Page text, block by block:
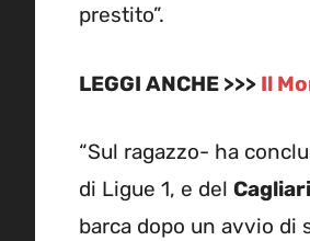
prestito”.
LEGGI ANCHE >>> Il
“Sul ragazzo- ha
di Ligue 1, e del Cagliari
barca dopo un avvio di